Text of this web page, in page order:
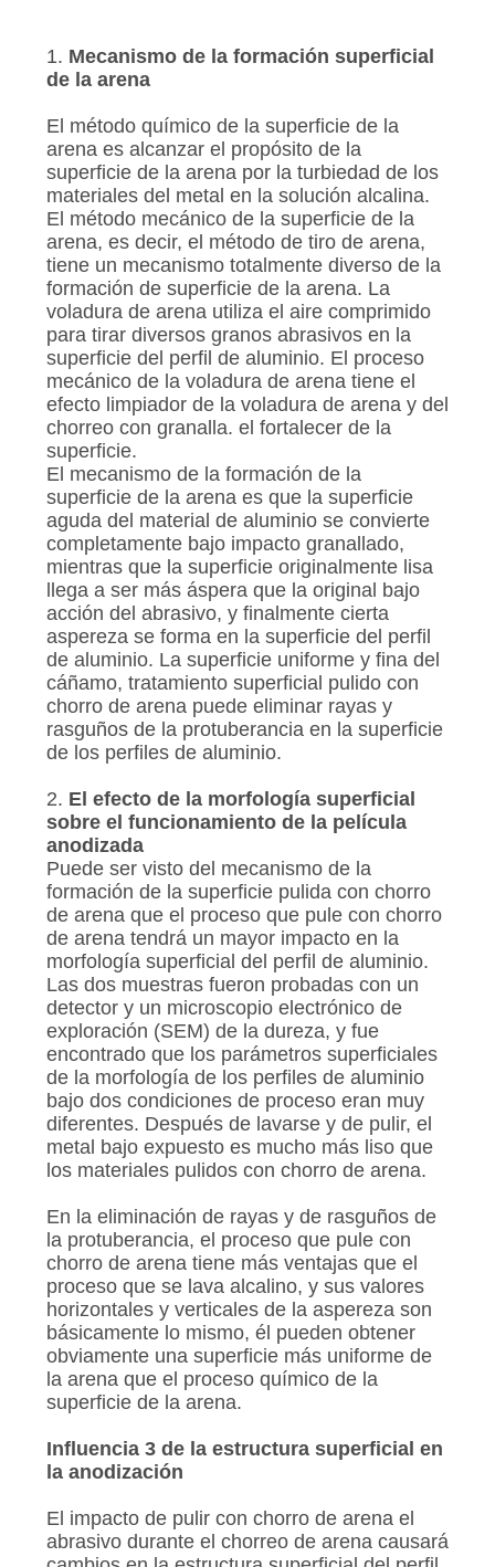
1. Mecanismo de la formación superficial
de la arena
El método químico de la superficie de la
arena es alcanzar el propósito de la
superficie de la arena por la turbiedad de los
materiales del metal en la solución alcalina.
El método mecánico de la superficie de la
arena, es decir, el método de tiro de arena,
tiene un mecanismo totalmente diverso de la
formación de superficie de la arena. La
voladura de arena utiliza el aire comprimido
para tirar diversos granos abrasivos en la
superficie del perfil de aluminio. El proceso
mecánico de la voladura de arena tiene el
efecto limpiador de la voladura de arena y del
chorreo con granalla. el fortalecer de la
superficie.
El mecanismo de la formación de la
superficie de la arena es que la superficie
aguda del material de aluminio se convierte
completamente bajo impacto granallado,
mientras que la superficie originalmente lisa
llega a ser más áspera que la original bajo
acción del abrasivo, y finalmente cierta
aspereza se forma en la superficie del perfil
de aluminio. La superficie uniforme y fina del
cáñamo, tratamiento superficial pulido con
chorro de arena puede eliminar rayas y
rasguños de la protuberancia en la superficie
de los perfiles de aluminio.
2. El efecto de la morfología superficial
sobre el funcionamiento de la película
anodizada
Puede ser visto del mecanismo de la
formación de la superficie pulida con chorro
de arena que el proceso que pule con chorro
de arena tendrá un mayor impacto en la
morfología superficial del perfil de aluminio.
Las dos muestras fueron probadas con un
detector y un microscopio electrónico de
exploración (SEM) de la dureza, y fue
encontrado que los parámetros superficiales
de la morfología de los perfiles de aluminio
bajo dos condiciones de proceso eran muy
diferentes. Después de lavarse y de pulir, el
metal bajo expuesto es mucho más liso que
los materiales pulidos con chorro de arena.
En la eliminación de rayas y de rasguños de
la protuberancia, el proceso que pule con
chorro de arena tiene más ventajas que el
proceso que se lava alcalino, y sus valores
horizontales y verticales de la aspereza son
básicamente lo mismo, él pueden obtener
obviamente una superficie más uniforme de
la arena que el proceso químico de la
superficie de la arena.
Influencia 3 de la estructura superficial en
la anodización
El impacto de pulir con chorro de arena el
abrasivo durante el chorreo de arena causará